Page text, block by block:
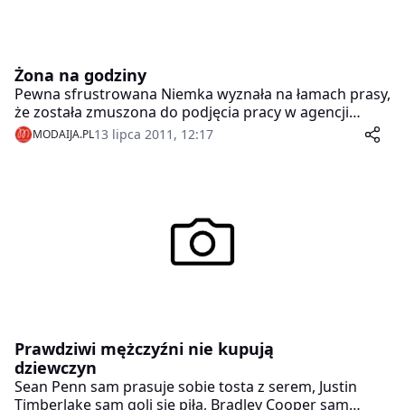
Żona na godziny
Pewna sfrustrowana Niemka wyznała na łamach prasy,
że została zmuszona do podjęcia pracy w agencji
towarzyskiej. Zmusiła ją do tego sytuacja rodzinna.
Zdarza się. Tym razem jednak, do tego dramatycznego
MODAIJA.PL13 lipca 2011, 12:17
Prawdziwi mężczyźni nie kupują
dziewczyn
Sean Penn sam prasuje sobie tosta z serem, Justin
Timberlake sam goli się piłą, Bradley Cooper sam